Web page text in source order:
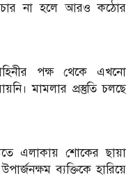
না হলে আরও কঠোর
পক্ষ থেকে এখনো
মামলার প্রস্তুতি চলছে
এলাকায় শোকের ছায়া
ব্যক্তিকে হারিয়ে